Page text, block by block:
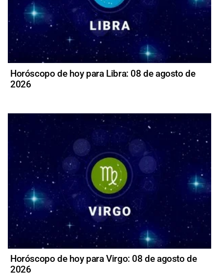
Horóscopo de hoy para Libra: 08 de agosto de
2026
Horóscopo de hoy para Virgo: 08 de agosto de
2026